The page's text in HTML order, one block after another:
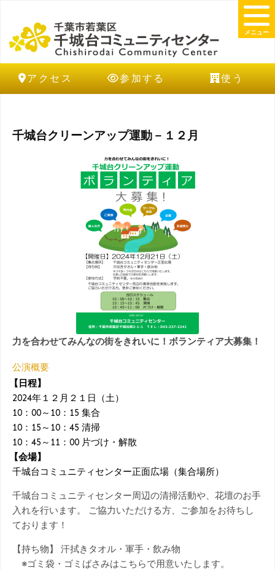
アクセス 参加する 使う
メニュー
千城台クリーンアップ運動－１２月
力を合わせてみんなの街をきれいに！ボランティア大募集！
公演概要
【日程】
2024年１２月２１日（土）
10：00～10：15 集合
10：15～10：45 清掃
10：45～11：00 片づけ・解散
【会場】
千城台コミュニティセンター正面広場（集合場所）
千城台コミュニティセンター周辺の清掃活動や、花壇のお手
入れを行います。 ご協力いただける方、ご参加をお待ちし
ております！
【持ち物】 汗拭きタオル・軍手・飲み物
※ゴミ袋・ゴミばさみはこちらで用意いたします。